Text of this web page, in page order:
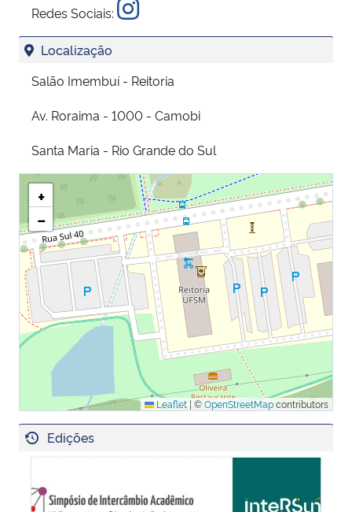
Redes Sociais:
Localização
Salão Imembuí - Reitoria
Av. Roraima - 1000 - Camobi
Santa Maria - Rio Grande do Sul
+
−
Leaflet|©OpenStreetMapcontributors
Edições